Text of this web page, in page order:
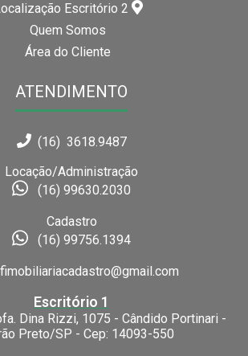
Escritório 2
Quem Somos
Área do Cliente
ATENDIMENTO
(16) 3618.9487
Locação/Administração
(16) 99630.2030
Cadastro
(16) 99756.1394
Escritório 1
Dina Rizzi, 1075 - Cândido Portinari -
Preto/SP - Cep: 14093-550